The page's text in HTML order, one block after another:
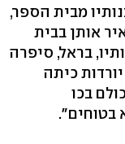
מבית הספר,
אותן בבית
בראל, סיפרה
כיתה
בכו
בטוחים".